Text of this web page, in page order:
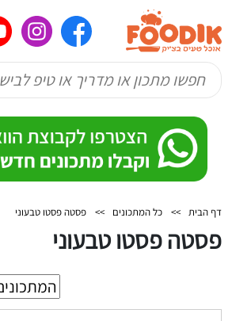
דף הבית >> כל המתכונים >> פסטה פסטו טבעוני
פסטה פסטו טבעוני